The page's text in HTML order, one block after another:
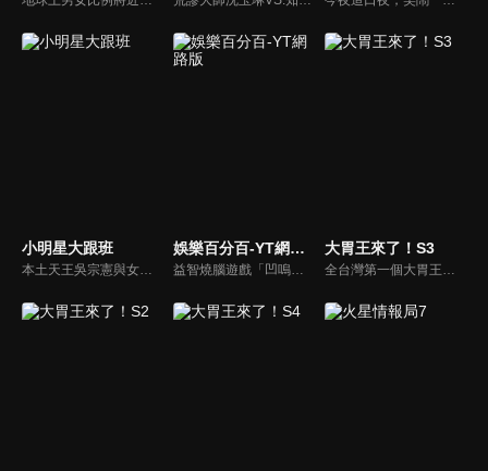
小明星大跟班
本土天王吳宗憲與女兒吳姍儒（Sandy）搭檔主持，每集邀請來賓暢談演藝圈大小事，父女檔聯手笑果十足，老梗搭上新世代，最新組合強勢登場！
娛樂百分百-YT網路版
益智燒腦遊戲「凹嗚狼人殺」激發你的邏輯推理能力，偶像巨星雲集，全球娛樂資訊，一手掌握不脫節！2025全新升級改版，盡在《娛樂百分百-YT網路版》！
大胃王來了！S3
全台灣第一個大胃王美食節目，由主持人帶領大胃王們及名人來賓吃遍台灣美食，每趟旅程都有不同的美食主題以及遊戲互動，並藉由大胃王幸福地享用，讓觀眾深刻了解台灣美食文化的豐富特色！